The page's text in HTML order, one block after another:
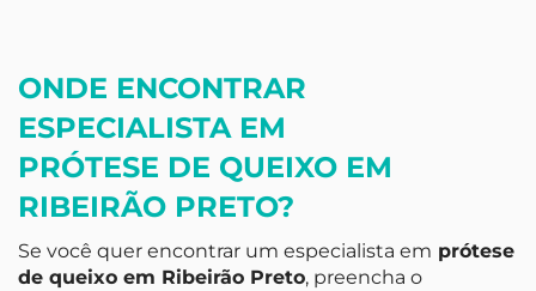
ONDE ENCONTRAR
ESPECIALISTA EM
PRÓTESE DE QUEIXO EM
RIBEIRÃO PRETO?
Se você quer encontrar um especialista em prótese
de queixo em Ribeirão Preto, preencha o